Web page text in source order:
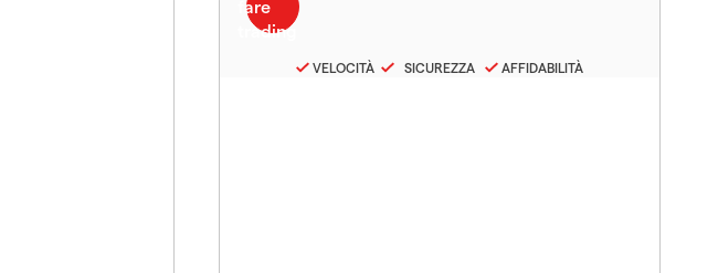
VELOCITÀ SICUREZZA AFFIDABILITÀ